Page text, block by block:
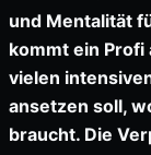
und Mentalität
kommt ein Profi
vielen
ansetzen soll,
braucht. Die